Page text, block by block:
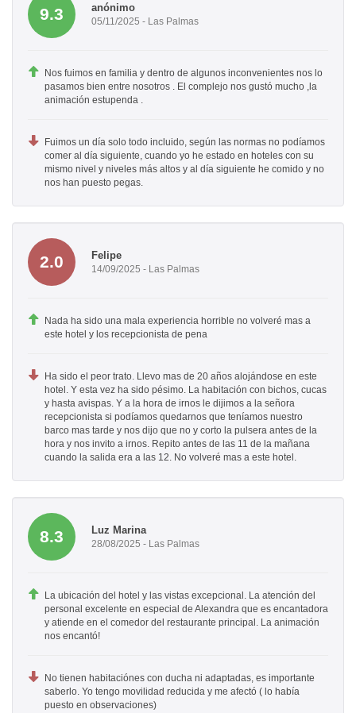
9.3 anónimo
05/11/2025 - Las Palmas
Nos fuimos en familia y dentro de algunos inconvenientes nos lo
pasamos bien entre nosotros . El complejo nos gustó mucho ,la
animación estupenda .
Fuimos un día solo todo incluido, según las normas no podíamos
comer al día siguiente, cuando yo he estado en hoteles con su
mismo nivel y niveles más altos y al día siguiente he comido y no
nos han puesto pegas.
2.0 Felipe
14/09/2025 - Las Palmas
Nada ha sido una mala experiencia horrible no volveré mas a
este hotel y los recepcionista de pena
Ha sido el peor trato. Llevo mas de 20 años alojándose en este
hotel. Y esta vez ha sido pésimo. La habitación con bichos, cucas
y hasta avispas. Y a la hora de irnos le dijimos a la señora
recepcionista si podíamos quedarnos que teníamos nuestro
barco mas tarde y nos dijo que no y corto la pulsera antes de la
hora y nos invito a irnos. Repito antes de las 11 de la mañana
cuando la salida era a las 12. No volveré mas a este hotel.
8.3 Luz Marina
28/08/2025 - Las Palmas
La ubicación del hotel y las vistas excepcional. La atención del
personal excelente en especial de Alexandra que es encantadora
y atiende en el comedor del restaurante principal. La animación
nos encantó!
No tienen habitaciónes con ducha ni adaptadas, es importante
saberlo. Yo tengo movilidad reducida y me afectó ( lo había
puesto en observaciones)